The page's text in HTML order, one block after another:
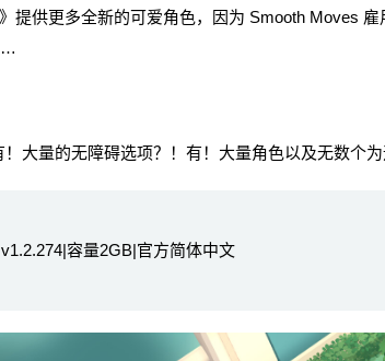
供更多全新的可爱角色，因为 Smooth Moves 雇
…
大量的无障碍选项？！有！大量角色以及无数个为
容量2GB|官方简体中文